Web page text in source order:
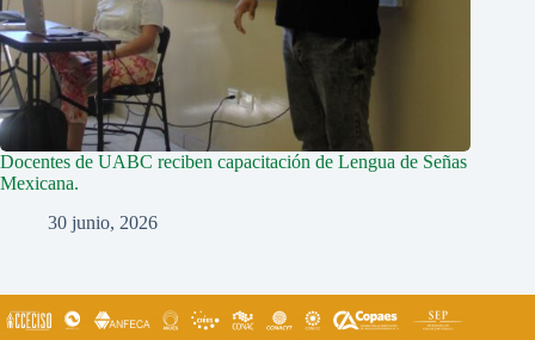
Docentes de UABC reciben capacitación de Lengua de Señas
Mexicana.
30 junio, 2026